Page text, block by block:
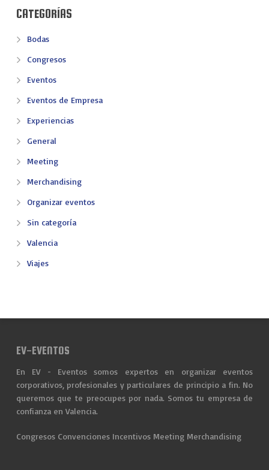
CATEGORÍAS
Bodas
Congresos
Eventos
Eventos de Empresa
Experiencias
General
Meeting
Merchandising
Organizar eventos
Sin categoría
Valencia
Viajes
EV-EVENTOS
En EV - Eventos somos expertos en organizar eventos
corporativos, profesionales y particulares de principio a fin. No
queremos que te preocupes por nada. Somos tu empresa de
confianza en Valencia.
Congresos Convenciones Incentivos Meeting Merchandising